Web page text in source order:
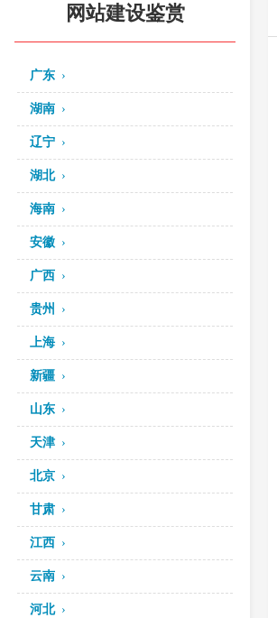
网站建设鉴赏
广东
湖南
辽宁
湖北
海南
安徽
广西
贵州
上海
新疆
山东
天津
北京
甘肃
江西
云南
河北